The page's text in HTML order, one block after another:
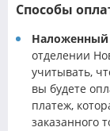
Способы
Наложенный
отделении
учитывать,
вы будете
платеж,
заказанного